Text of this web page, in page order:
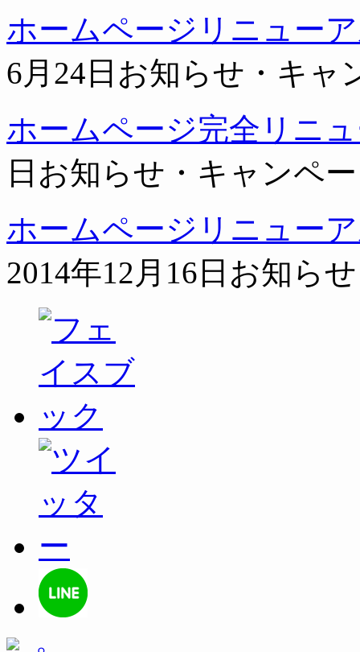
ホームページリニュー
6月24日 お知らせ・キャ
ホームページ完全リニ
日 お知らせ・キャンペ
ホームページリニュー
2014年12月16日 お知ら